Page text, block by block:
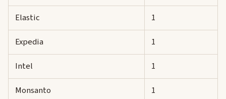
Elastic
1
Expedia
1
Intel
1
Monsanto
1